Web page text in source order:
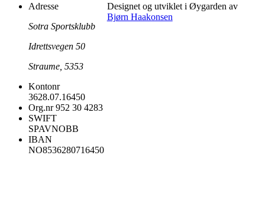
Adresse
Sotra Sportsklubb
Idrettsvegen 50
Straume, 5353
Kontonr
3628.07.16450
Org.nr952 30 4283
SWIFT
SPAVNOBB
IBAN
NO8536280716450
Designet og utviklet i Øygarden av
Bjørn Haakonsen